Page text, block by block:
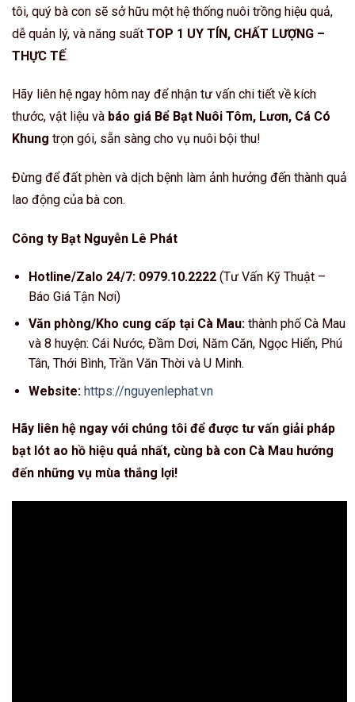
tôi, quý bà con sẽ sở hữu một hệ thống nuôi trồng hiệu quả,
dễ quản lý, và năng suất TOP 1 UY TÍN, CHẤT LƯỢNG –
THỰC TẾ.
Hãy liên hệ ngay hôm nay để nhận tư vấn chi tiết về kích
thước, vật liệu và báo giá Bể Bạt Nuôi Tôm, Lươn, Cá Có
Khung trọn gói, sẵn sàng cho vụ nuôi bội thu!
Đừng để đất phèn và dịch bệnh làm ảnh hưởng đến thành quả
lao động của bà con.
Công ty Bạt Nguyễn Lê Phát
Hotline/Zalo 24/7: 0979.10.2222(Tư Vấn Kỹ Thuật –
Báo Giá Tận Nơi)
Văn phòng/Kho cung cấp tại Cà Mau:thành phố Cà Mau
và 8 huyện: Cái Nước, Đầm Dơi, Năm Căn, Ngọc Hiển, Phú
Tân, Thới Bình, Trần Văn Thời và U Minh.
Website: https://nguyenlephat.vn
Hãy liên hệ ngay với chúng tôi để được tư vấn giải pháp
bạt lót ao hồ hiệu quả nhất, cùng bà con Cà Mau hướng
đến những vụ mùa thắng lợi!